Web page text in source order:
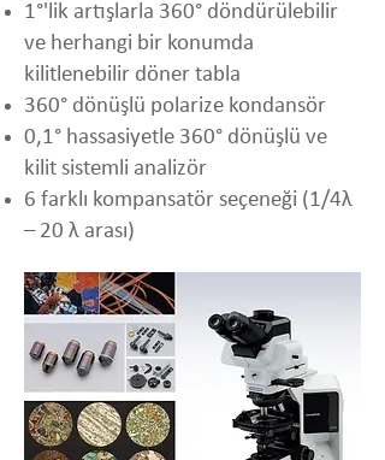
1°'lik artışlarla 360° döndürülebilir
ve herhangi bir konumda
kilitlenebilir döner tabla
360° dönüşlü polarize kondansör
0,1° hassasiyetle 360° dönüşlü ve
kilit sistemli analizör
6 farklı kompansatör seçeneği (1/4λ
– 20 λ arası)